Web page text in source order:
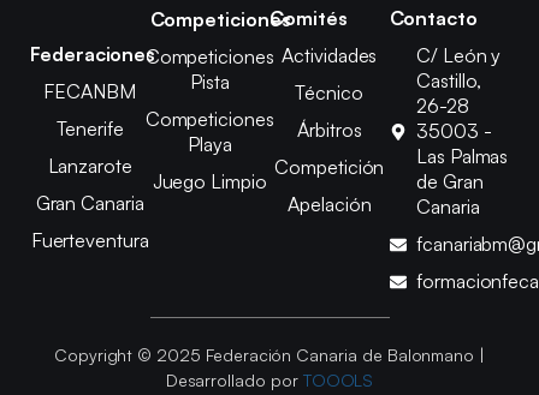
Federaciones
FECANBM
Tenerife
Lanzarote
Gran Canaria
Fuerteventura
Competiciones
Competiciones
Pista
Competiciones
Playa
Juego Limpio
Comités
Actividades
Técnico
Árbitros
Competición
Apelación
Contacto
C/ León y
Castillo,
26-28
35003 -
Las Palmas
de Gran
Canaria
Copyright © 2025 Federación Canaria de Balonmano |
Desarrollado por TOOOLS